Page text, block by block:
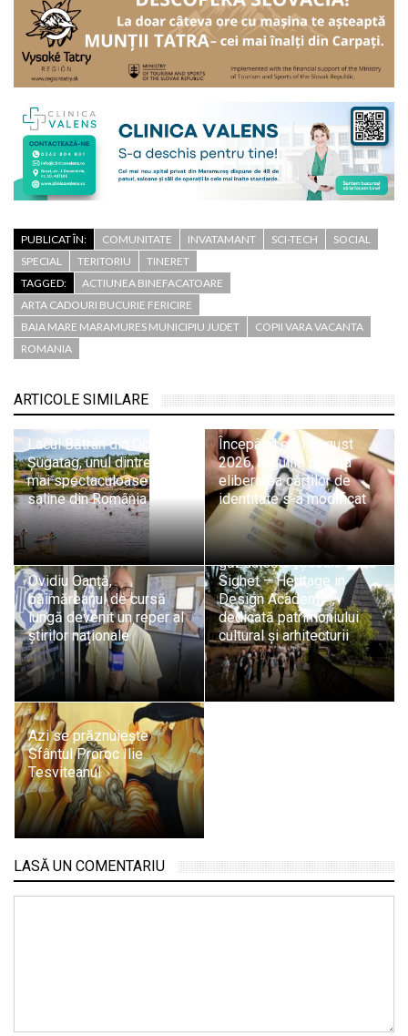
PUBLICAT ÎN: COMUNITATE INVATAMANT SCI-TECH
SOCIAL
SPECIAL
TERITORIU
TINERET
TAGGED:
ACTIUNEA BINEFACATOARE
ARTA CADOURI BUCURIE FERICIRE
BAIA MARE MARAMURES MUNICIPIU JUDET
COPII VARA VACANTA
ROMANIA
ARTICOLE SIMILARE
Lacul Bătrân din Ocna
Șugatag, unul dintre cele
mai spectaculoase lacuri
saline din România
Începând cu 1 august
2026, regulile privind
eliberarea cărților de
identitate s-a modificat
Ovidiu Oanță,
băimăreanul de cursă
lungă devenit un reper al
știrilor naționale
Sighetu Marmației
găzduiește „Școala de la
Sighet – Heritage in
Design Academy”,
dedicată patrimoniului
cultural și arhitecturii
Azi se prăznuiește
Sfântul Proroc Ilie
Tesviteanul
LASĂ UN COMENTARIU